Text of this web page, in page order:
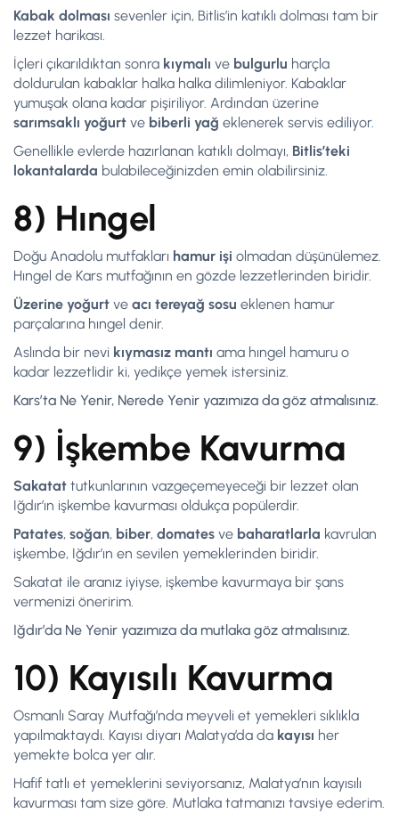
Kabak dolması sevenler için, Bitlis’in katıklı dolması tam bir
lezzet harikası.
İçleri çıkarıldıktan sonra kıymalı ve bulgurlu harçla
doldurulan kabaklar halka halka dilimleniyor. Kabaklar
yumuşak olana kadar pişiriliyor. Ardından üzerine
sarımsaklı yoğurt ve biberli yağ eklenerek servis ediliyor.
Genellikle evlerde hazırlanan katıklı dolmayı, Bitlis’teki
lokantalarda bulabileceğinizden emin olabilirsiniz.
8) Hıngel
Doğu Anadolu mutfakları hamur işi olmadan düşünülemez.
Hıngel de Kars mutfağının en gözde lezzetlerinden biridir.
Üzerine yoğurt ve acı tereyağ sosu eklenen hamur
parçalarına hıngel denir.
Aslında bir nevi kıymasız mantı ama hıngel hamuru o
kadar lezzetlidir ki, yedikçe yemek istersiniz.
Kars’ta Ne Yenir, Nerede Yenir yazımıza da göz atmalısınız.
9) İşkembe Kavurma
Sakatat tutkunlarının vazgeçemeyeceği bir lezzet olan
Iğdır’ın işkembe kavurması oldukça popülerdir.
Patates, soğan, biber, domates ve baharatlarla kavrulan
işkembe, Iğdır’ın en sevilen yemeklerinden biridir.
Sakatat ile aranız iyiyse, işkembe kavurmaya bir şans
vermenizi öneririm.
Iğdır’da Ne Yenir yazımıza da mutlaka göz atmalısınız.
10) Kayısılı Kavurma
Osmanlı Saray Mutfağı’nda meyveli et yemekleri sıklıkla
yapılmaktaydı. Kayısı diyarı Malatya’da da kayısı her
yemekte bolca yer alır.
Hafif tatlı et yemeklerini seviyorsanız, Malatya’nın kayısılı
kavurması tam size göre. Mutlaka tatmanızı tavsiye ederim.